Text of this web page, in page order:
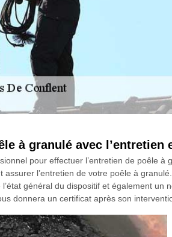
à granulé avec l’entretien
pour effectuer l’entretien de poêle
l’entretien de votre poêle à
général du dispositif et également
donnera un certificat après son